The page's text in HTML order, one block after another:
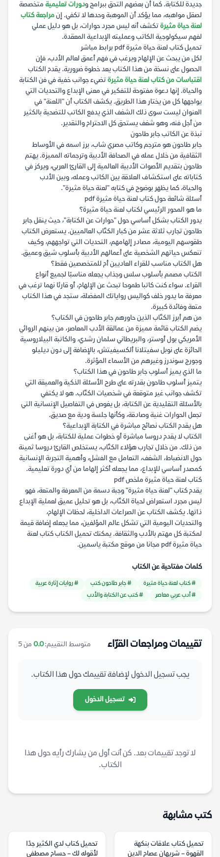
جديدة للكتابة. كما أن بعضهم التحق ببرامج ودورات تعليمية متخصصة
لصقل مواهبه، مما يؤكد أن الموهبة وحدها لا تكفي. إنمراجعة كتاب
لعنة حياة مثيرةتكشف أنه ليس مجرد حوارات، بل هو دليل عملي
لفهم سيكولوجية الكاتب وعمليته الإبداعية المعقدة.
تحميل كتاب لعنة حياة مثيرة pdf برابط مباشر
لكل من يبحث عن الإلهام ويرغب في فهم أعمق لعالم الأدب، فإن
الحصول على نسخة من هذا الكتاب يعد خطوة ضرورية. يقدم الكتاب
اقتباسات من كتاب لعنة حياة مثيرةتضيء جوانب خفية في فن الكتابة
والحياة. إنها دعوة مفتوحة للتفكير في معنى الإبداع والتحديات التي
يواجهها كل من يختار هذا الطريق. يكشف الكتاب أن "اللعنة" في
العنوان ليست سوى ذلك الشغف الذي يدفع الكاتب للتضحية بالكثير
من أجل فنه، وهو شغف يستحق كل الاحترام والتقدير.
نبذة عن الكاتب جابر طاحون
جابر طاحون هو مترجم وكاتب مصري شاب، برز اسمه في الأوساط
الثقافية من خلال عمله في الصحافة الأدبية وترجماته المميزة. يهتم
طاحون بتقديم الأصوات الأدبية العالمية إلى القارئ العربي، ويركز في
كتاباته على استكشاف العلاقة بين الكاتب وعمله، وبين الأدب
والحياة، كما يظهر بوضوح في كتابه "لعنة حياة مثيرة".
أسئلة شائعة حول كتاب لعنة حياة مثيرة pdf
ما هو المحور الرئيسي لكتاب لعنة حياة مثيرة؟
يدور الكتاب بشكل أساسي حول "حوارات عن الكتابة"، حيث ينقل جابر
طاحون تجارب ثلاثة عشر من كبار الكتّاب العالميين. يستعرض الكتاب
طقوسهم اليومية، مصادر إلهامهم، التحديات التي تواجههم، وكيف
تنعكس حياتهم الشخصية على أعمالهم الأدبية بأسلوب شيق وعميق.
هل الكتاب مناسب للقراء العاديين أم للمتخصصين فقط؟
الكتاب مصمم بأسلوب سلس وجذاب يجعله مناسبًا لجميع أنواع
القراء. سواء كنت كاتبا طموحا تبحث عن الإلهام، أو قارئا نهما ترغب في
معرفة ما يدور خلف كواليس رواياتك المفضلة، ستجد في هذا الكتاب
متعة وفائدة كبيرة.
من هم أبرز الكتّاب الذين حاورهم جابر طاحون في الكتاب؟
يضم الكتاب قائمة مميزة من عمالقة الأدب المعاصر، من بينهم الروائي
الأمريكي بول أوستر، والبريطاني سلمان رشدي، والكاتبة البيلاروسية
الحائزة على نوبل سفيتلانا ألكسيفيتش، بالإضافة إلى دون ديليلو
وجورج سوندرز وغيرهم من الأسماء المؤثرة.
ما الذي يميز أسلوب جابر طاحون في هذا الكتاب؟
يتميز أسلوب طاحون بقدرته على طرح الأسئلة الذكية والعميقة التي
تكشف جوانب غير متوقعة في شخصيات الكتّاب. هو لا يكتفي
بالأسئلة التقليدية عن الكتابة، بل يغوص في التفاصيل الإنسانية التي
تجعل الحوارات غنية وصادقة، وكأنها جلسة ودية مع صديق.
هل يقدم الكتاب نصائح مباشرة في الكتابة الإبداعية؟
الكتاب لا يقدم دروسا مباشرة أو خطوات عملية للكتابة، بل هو أغنى
من ذلك. من خلال تجارب هؤلاء الكتّاب، يستخلص القارئ دروسا ثمينة
حول الانضباط، الشغف، التعامل مع الفشل، وأهمية التجربة الإنسانية
كمصدر أساسي للإبداع، مما يجعله أكثر إلهاما من أي دورة تعليمية.
كتاب لعنة حياة مثيرة ملخص pdf
يقدم كتاب "لعنة حياة مثيرة" وجبة دسمة من المعرفة والمتعة، فهو
ليس مجرد استعراض لحياة الكتّاب، بل هو تحليل عميق لعملية الإبداع
ذاتها. يكشف الكتاب عن الصراعات الداخلية، لحظات الإلهام،
والتحديات اليومية التي تشكل عالم المؤلفين، مما يجعله إضافة قيمة
لمكتبة كل مهتم بالأدب والثقافة. يمكنك تحميل الكتاب كتاب لعنة
حياة مثيرة pdf مجانا من موقع مكتبة ياسمين.
كلمات مفتاحية عن الكتاب
# كتاب لعنة حياة مثيرة # جابر طاحون كتب
# روايات إثارة عربية
# أدب عربي معاصر
# كتب عن الكتابة والأدب
تقييمات ومراجعات القرّاء متوسط التقييم:0.0 من 5
يجب تسجيل الدخول لإضافة تقييمك حول هذا الكتاب.
تسجيل الدخول
لا توجد تقييمات بعد. كن أنت أول من يشارك رأيه حول هذا
الكتاب.
كتب مشابهة
تحميل كتاب علاقات بنكهة
القهوة – شريهان عصام الدين
تحميل كتاب لدي الكثير جدًا
لأقوله لك – حسام مصطفى